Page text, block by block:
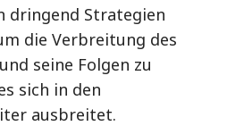
dringend Strategien
die Verbreitung des
seine Folgen zu
sich in den
ausbreitet.